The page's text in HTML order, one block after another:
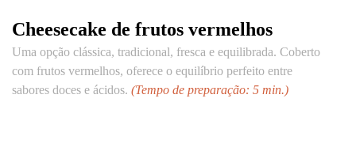
Cheesecake de frutos vermelhos
Uma opção clássica, tradicional, fresca e equilibrada. Coberto
com frutos vermelhos, oferece o equilíbrio perfeito entre
sabores doces e ácidos. (Tempo de preparação: 5 min.)